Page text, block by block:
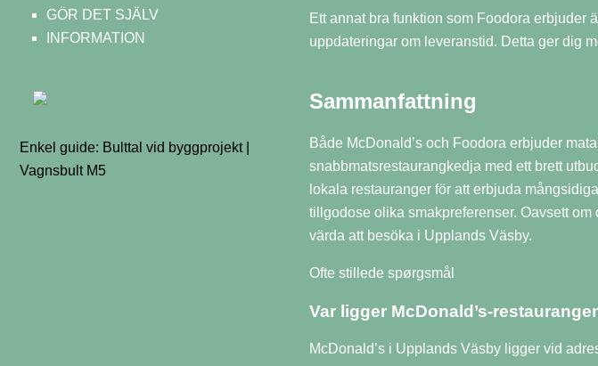
Ett annat bra funktion som Foodora
uppdateringar om leveranstid. Detta ger dig
Sammanfattning
Både McDonald’s och Foodora erbjuder
snabbmatsrestaurangkedja med ett brett
lokala restauranger för att erbjuda
tillgodose olika smakpreferenser. Oavsett
värda att besöka i Upplands Väsby.
Ofte stillede spørgsmål
Var ligger McDonald’s-
McDonald’s i Upplands Väsby ligger vid
GÖR DET SJÄLV
INFORMATION
Enkel guide: Bulttal vid byggprojekt |
Vagnsbult M5